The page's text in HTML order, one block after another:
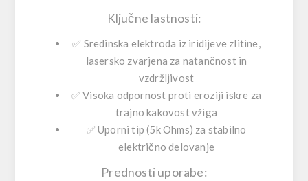
Ključne lastnosti:
✅ Sredinska elektroda iz iridijeve zlitine,
lasersko zvarjena za natančnost in
vzdržljivost
✅Visoka odpornost proti eroziji iskre za
trajno kakovost vžiga
✅ Uporni tip (5k Ohms) za stabilno
električno delovanje
Prednosti uporabe: